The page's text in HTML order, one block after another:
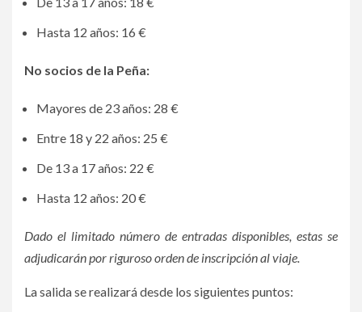
Hasta 12 años: 16 €
No socios de la Peña:
Mayores de 23 años: 28 €
Entre 18 y 22 años: 25 €
De 13 a 17 años: 22 €
Hasta 12 años: 20 €
Dado el limitado número de entradas disponibles, estas se
adjudicarán por riguroso orden de inscripción al viaje.
La salida se realizará desde los siguientes puntos: